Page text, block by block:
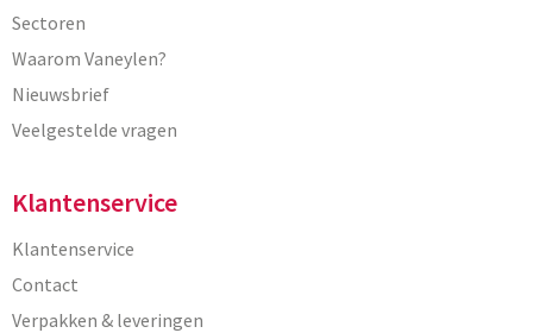
Sectoren
Waarom Vaneylen?
Nieuwsbrief
Veelgestelde vragen
Klantenservice
Klantenservice
Contact
Verpakken & leveringen